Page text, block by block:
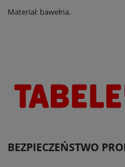
Materiał: bawełna.
BEZPIECZEŃSTWO